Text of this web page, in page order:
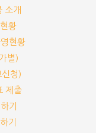
소개
황
현황
별)
청)
제출
기
기